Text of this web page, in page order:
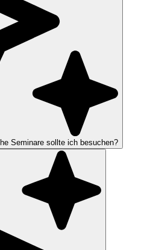
Seminare sollte ich besuchen?